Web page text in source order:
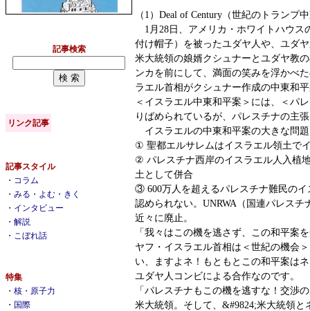
記事検索
リンク記事
記事スタイル
・ コラム
・ みる・よむ・きく
・ インタビュー
・ 解説
・ こぼれ話
特集
・ 核・原子力
・ 国際
（1）Deal of Century（世紀のトランプ
1月28日、アメリカ・ホワイトハウス
付け帽子）を被ったユダヤ人や、ユダ
米大統領の娘婿クシュナーとユダヤ教
ンカを前にして、満面の笑みを浮かべ
ラエル首相がクシュナー作成の中東和
＜イスラエル中東和平案＞には、＜パ
りばめられているが、パレスチナの主
イスラエルの中東和平案の大きな問
① 聖都エルサレムはイスラエル領土で
② パレスチナ西岸のイスラエル人入植
土として併合
③ 600万人を超えるパレスチナ難民の
認められない。UNRWA（国連パレスチ
近々に廃止。
「我々はこの機を逃さず、この和平案
ヤフ・イスラエル首相は＜世紀の機会
い、ますよネ！もともとこの和平案は
ユダヤ人コンビによる合作なのです。
「パレスチナもこの機を逃すな！交渉
米大統領。そして、&#9824;米大統領と